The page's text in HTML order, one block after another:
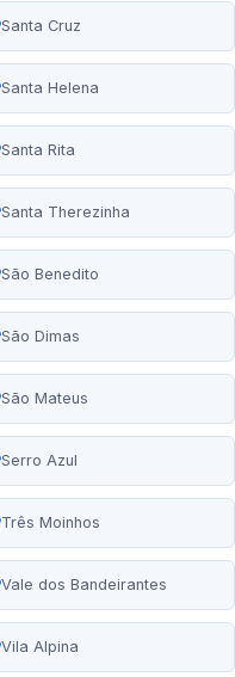
Santa Cruz
Santa Helena
Santa Rita
Santa Therezinha
São Benedito
São Dimas
São Mateus
Serro Azul
Três Moinhos
Vale dos Bandeirantes
Vila Alpina